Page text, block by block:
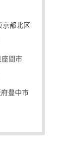
都北区
間市
豊中市